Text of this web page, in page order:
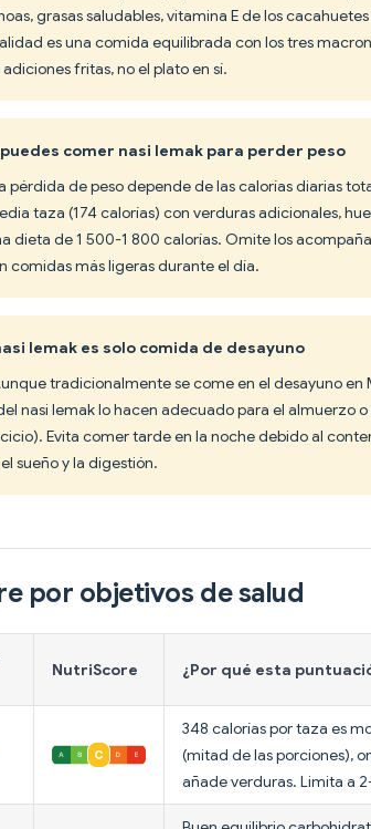
grasas saludables, vitamina E de los
es una comida equilibrada con los tres
fritas, no el plato en sí.
puedes comer nasi lemak para perder peso
pérdida de peso depende de las calorías diarias
taza (174 calorías) con verduras adicionales,
dieta de 1 500-1 800 calorías. Omite los
comidas más ligeras durante el día.
lemak es solo comida de desayuno
tradicionalmente se come en el desayuno en
nasi lemak lo hacen adecuado para el almuerzo
Evita comer tarde en la noche debido al
sueño y la digestión.
por objetivos de salud
NutriScore ¿Por qué esta
348 calorías por taza es
(mitad de las porciones),
añade verduras. Limita a